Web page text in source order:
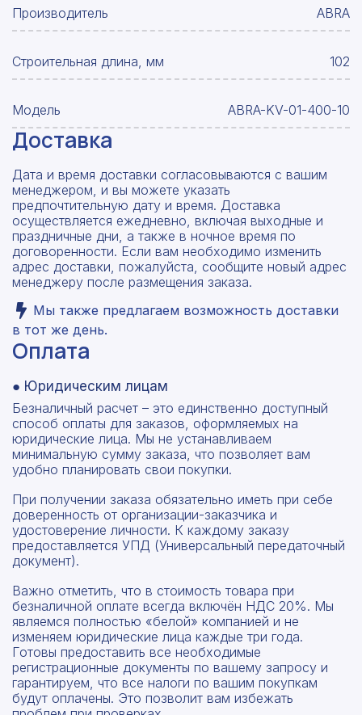
Производитель ABRA
Строительная длина, мм 102
Модель ABRA-KV-01-400-10
Доставка
Дата и время доставки согласовываются с вашим
менеджером, и вы можете указать
предпочтительную дату и время. Доставка
осуществляется ежедневно, включая выходные и
праздничные дни, а также в ночное время по
договоренности. Если вам необходимо изменить
адрес доставки, пожалуйста, сообщите новый адрес
менеджеру после размещения заказа.
Мы также предлагаем возможность доставки
в тот же день.
Оплата
● Юридическим лицам
Безналичный расчет – это единственно доступный
способ оплаты для заказов, оформляемых на
юридические лица. Мы не устанавливаем
минимальную сумму заказа, что позволяет вам
удобно планировать свои покупки.
При получении заказа обязательно иметь при себе
доверенность от организации-заказчика и
удостоверение личности. К каждому заказу
предоставляется УПД (Универсальный передаточный
документ).
Важно отметить, что в стоимость товара при
безналичной оплате всегда включён НДС 20%. Мы
являемся полностью «белой» компанией и не
изменяем юридические лица каждые три года.
Готовы предоставить все необходимые
регистрационные документы по вашему запросу и
гарантируем, что все налоги по вашим покупкам
будут оплачены. Это позволит вам избежать